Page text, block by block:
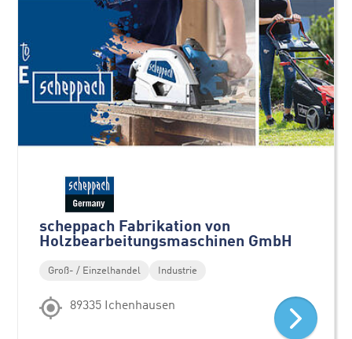
scheppach Fabrikation von
Holzbearbeitungsmaschinen GmbH
Groß- / Einzelhandel Industrie
89335 Ichenhausen